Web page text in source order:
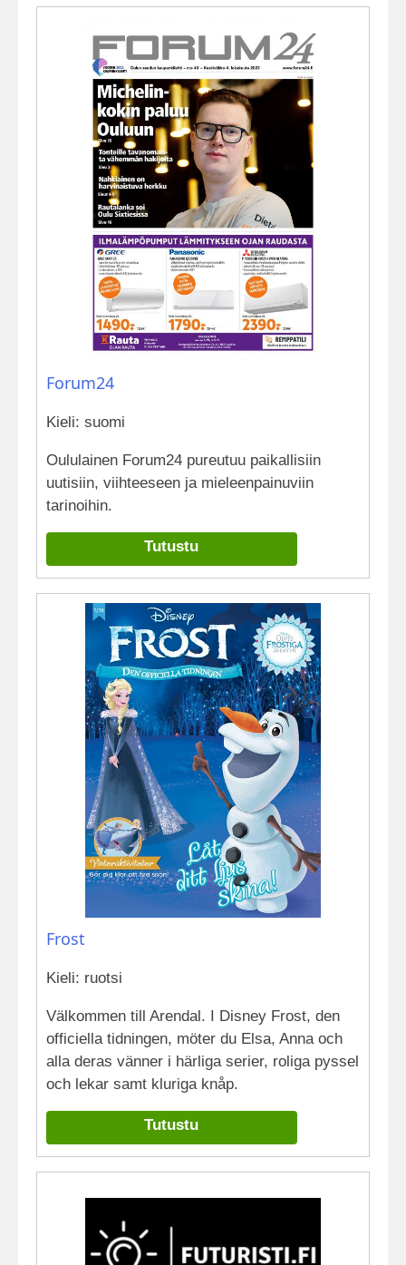
Forum24
Kieli: suomi
Oululainen Forum24 pureutuu paikallisiin
uutisiin, viihteeseen ja mieleenpainuviin
tarinoihin.
Tutustu
Frost
Kieli: ruotsi
Välkommen till Arendal. I Disney Frost, den
officiella tidningen, möter du Elsa, Anna och
alla deras vänner i härliga serier, roliga pyssel
och lekar samt kluriga knåp.
Tutustu